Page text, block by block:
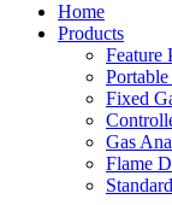
Home
Products
Feature
Fixed
Gas
Flame